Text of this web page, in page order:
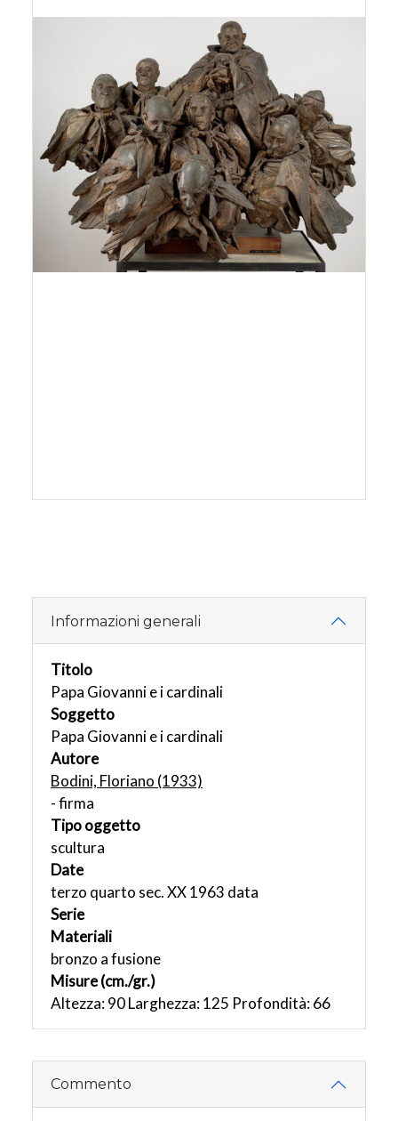
Informazioni generali
Titolo
Papa Giovanni e i cardinali
Soggetto
Papa Giovanni e i cardinali
Autore
Bodini, Floriano (1933)
- firma
Tipo oggetto
scultura
Date
terzo quarto sec. XX 1963 data
Serie
Materiali
bronzo a fusione
Misure (cm./gr.)
Altezza: 90 Larghezza: 125 Profondità: 66
Commento